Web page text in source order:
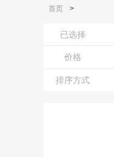
首页 >
已选择
价格
排序方式